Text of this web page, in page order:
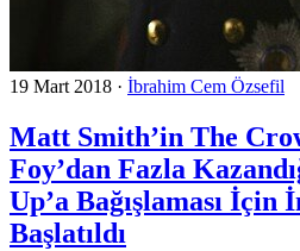
19 Mart 2018 · İbrahim Cem Özsefil
Matt Smith’in The
Foy’dan Fazla
Up’a Bağışlaması İçin
Başlatıldı